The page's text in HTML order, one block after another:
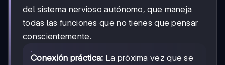
del sistema nervioso autónomo, que maneja
todas las funciones que no tienes que pensar
conscientemente.
Conexión práctica: La próxima vez que se